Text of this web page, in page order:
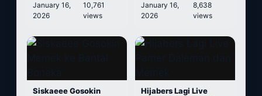
January 16,
2026
10,761
views
January 16,
2026
8,638
views
Siskaeee Gosokin
Hijabers Lagi Live